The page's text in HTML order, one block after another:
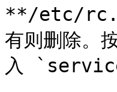
**/etc/
有则删除
入